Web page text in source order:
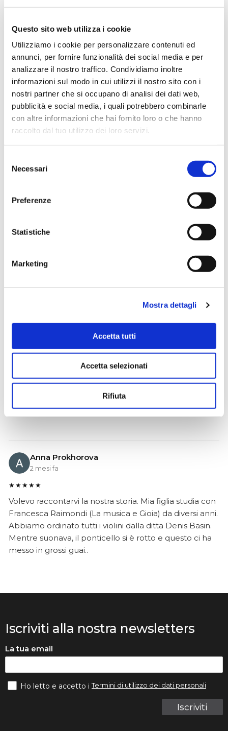
Questo sito web utilizza i cookie
Utilizziamo i cookie per personalizzare contenuti ed
annunci, per fornire funzionalità dei social media e per
analizzare il nostro traffico. Condividiamo inoltre
informazioni sul modo in cui utilizzi il nostro sito con i
nostri partner che si occupano di analisi dei dati web,
pubblicità e social media, i quali potrebbero combinarle
con altre informazioni che hai fornito loro o che hanno
raccolto dal tuo utilizzo dei loro servizi.
delNecessari
Preferenze
Statistiche
Marketing
Mostra dettagli
Accetta tutti
Accetta selezionati
Rifiuta
Hope Efrida
★★★★★
Ho acquistato un contrabbasso elettrico Stanzani, un
microfono professionale, amplificatore, cuffie, aste e
cavi vari come regali per il mio compagno. Lo
strumento è a dir poco meraviglioso e il resto dei
prodotti è di alto livello. I venditori son..
Simone Gasparoni
★★★★★
puntuale e cordiale, spedizione rapida e prodotti
effettivamente disponibili come indicato sul sito, senza
Negozio assolutamente consigliato, acqui..
4 mesi fa
Biasin e sono rimasto davvero super soddisfatto. Il sax
è arrivato in condizioni impeccabili, perfettamente
imballato e conforme alla descrizione. Il negozio si è
dimostrato serio e professionale,..
Anna Prokhorova
2 mesi fa
★★★★★
Volevo raccontarvi la nostra storia. Mia figlia studia con
Francesca Raimondi (La musica e Gioia) da diversi anni.
Abbiamo ordinato tutti i violini dalla ditta Denis Basin.
Mentre suonava, il ponticello si è rotto e questo ci ha
messo in grossi guai..
Iscriviti alla nostra newsletters
La tua email
Iscriviti
Ho letto e accetto iTermini di utilizzo dei dati personali